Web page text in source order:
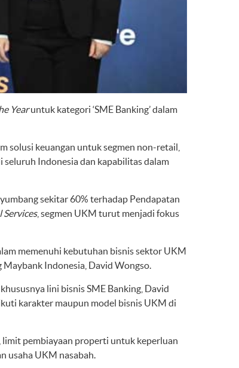
Yearuntuk kategori ‘SME Banking’ dalam
solusi keuangan untuk segmen non-retail,
seluruh Indonesia dan kapabilitas dalam
sekitar 60% terhadap Pendapatan
Services, segmen UKM turut menjadi fokus
memenuhi kebutuhan bisnis sektor UKM
Maybank Indonesia, David Wongso.
lini bisnis SME Banking, David
karakter maupun model bisnis UKM di
limit pembiayaan properti untuk keperluan
usaha UKM nasabah.